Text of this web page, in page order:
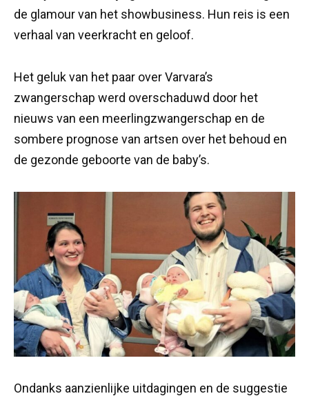
de glamour van het showbusiness. Hun reis is een
verhaal van veerkracht en geloof.
Het geluk van het paar over Varvara’s
zwangerschap werd overschaduwd door het
nieuws van een meerlingzwangerschap en de
sombere prognose van artsen over het behoud en
de gezonde geboorte van de baby’s.
Ondanks aanzienlijke uitdagingen en de suggestie